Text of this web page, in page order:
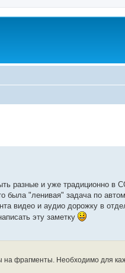
разные и уже традиционно в
"ленивая" задача по
видео и аудио дорожку в
эту заметку
фрагменты. Необходимо для